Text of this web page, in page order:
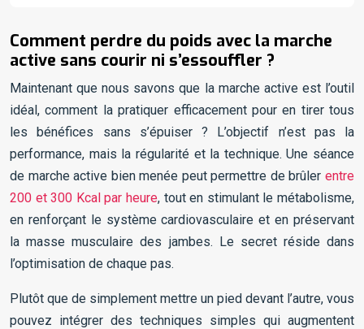
Comment perdre du poids avec la marche
active sans courir ni s’essouffler ?
Maintenant que nous savons que la marche active est l’outil
idéal, comment la pratiquer efficacement pour en tirer tous
les bénéfices sans s’épuiser ? L’objectif n’est pas la
performance, mais la régularité et la technique. Une séance
de marche active bien menée peut permettre de brûler entre
200 et 300 Kcal par heure, tout en stimulant le métabolisme,
en renforçant le système cardiovasculaire et en préservant
la masse musculaire des jambes. Le secret réside dans
l’optimisation de chaque pas.
Plutôt que de simplement mettre un pied devant l’autre, vous
pouvez intégrer des techniques simples qui augmentent